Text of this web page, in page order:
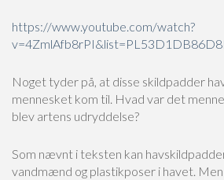
https://www.youtube.com/watch?
Noget tyder på, at disse skildpadder
mennesket kom til. Hvad var det
blev artens udryddelse?
Som nævnt i teksten kan
vandmænd og plastikposer i havet. Men